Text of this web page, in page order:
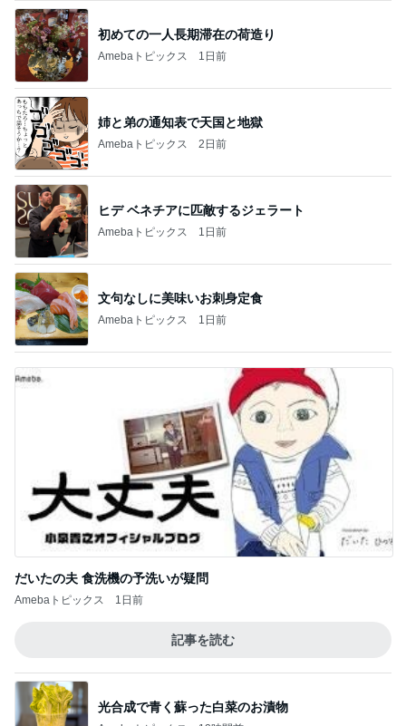
初めての一人長期滞在の荷造り
Amebaトピックス 1日前
姉と弟の通知表で天国と地獄
Amebaトピックス 2日前
ヒデ ベネチアに匹敵するジェラート
Amebaトピックス 1日前
文句なしに美味いお刺身定食
Amebaトピックス 1日前
だいたの夫 食洗機の予洗いが疑問
Amebaトピックス 1日前
記事を読む
光合成で青く蘇った白菜のお漬物